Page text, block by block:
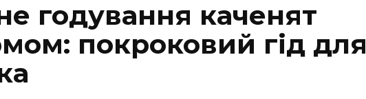
годування каченят
покроковий гід для